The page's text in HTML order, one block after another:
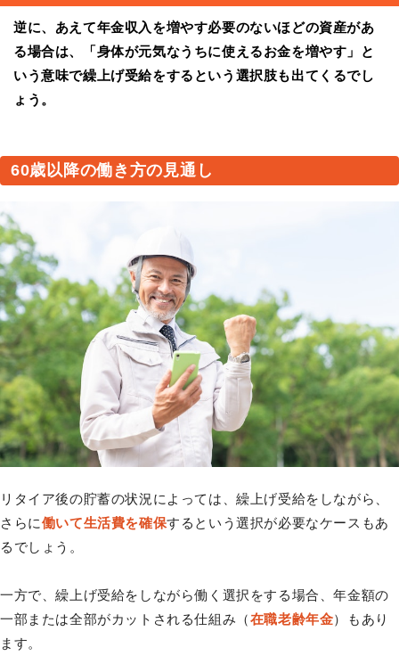
逆に、あえて年金収入を増やす必要のないほどの資産があ
る場合は、「身体が元気なうちに使えるお金を増やす」と
いう意味で繰上げ受給をするという選択肢も出てくるでし
ょう。
60歳以降の働き方の見通し
リタイア後の貯蓄の状況によっては、繰上げ受給をしながら、
さらに働いて生活費を確保するという選択が必要なケースもあ
るでしょう。
一方で、繰上げ受給をしながら働く選択をする場合、年金額の
一部または全部がカットされる仕組み（在職老齢年金）もあり
ます。